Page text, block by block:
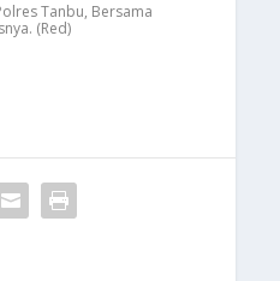
Tanbu, Bersama
(Red)